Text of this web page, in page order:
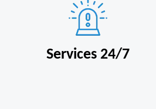
Services 24/7